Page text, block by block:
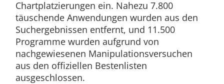
Chartplatzierungen ein. Nahezu 7.800
täuschende Anwendungen wurden aus den
Suchergebnissen entfernt, und 11.500
Programme wurden aufgrund von
nachgewiesenen Manipulationsversuchen
aus den offiziellen Bestenlisten
ausgeschlossen.